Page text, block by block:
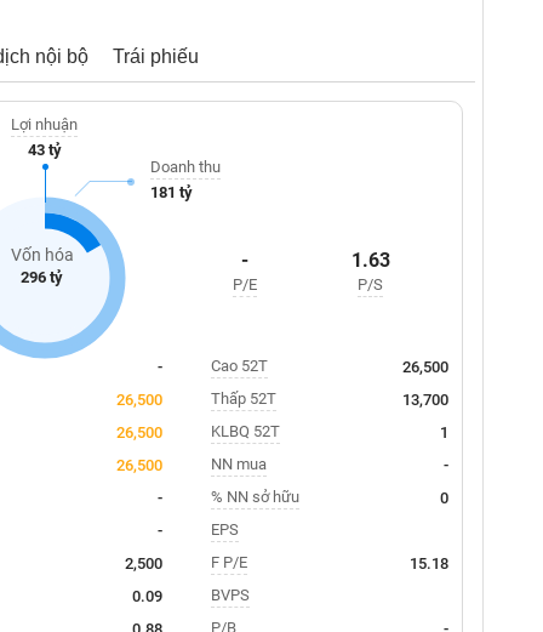
nội bộ Trái phiếu
Vốn hóa
296 tỷ
Lợi nhuận
43 tỷ
Doanh thu
181 tỷ
-
P/E
1.63
P/S
-
26,500
26,500
26,500
-
-
2,500
0.09
0.88
Cao 52T
26,500
Thấp 52T
13,700
KLBQ 52T
1
NN mua
-
% NN sở hữu
0
EPS
F P/E
15.18
BVPS
P/B
-